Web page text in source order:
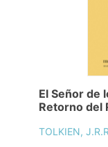
El Señor de
Retorno del
TOLKIEN,